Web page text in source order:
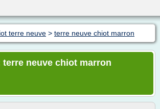
terre neuve > terre neuve chiot marron
neuve chiot marron